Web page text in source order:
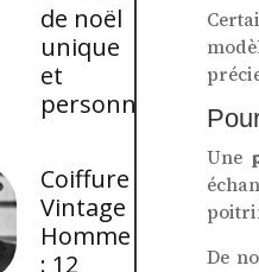
de noël
unique
et
personnalisé
Coiffure
Vintage
Homme
: 12
Une
De